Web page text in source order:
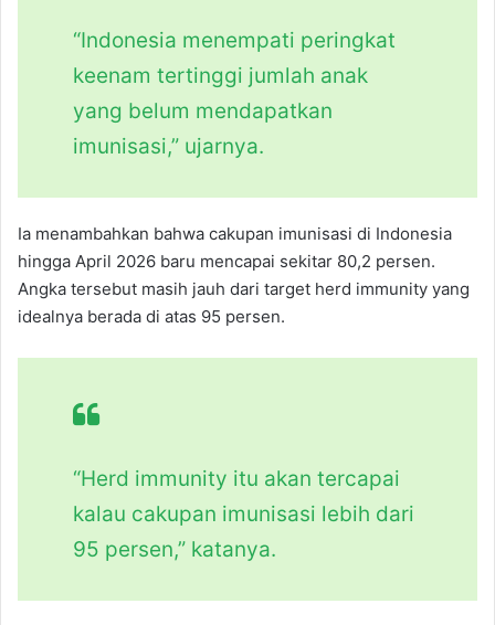
“Indonesia menempati peringkat
keenam tertinggi jumlah anak
yang belum mendapatkan
imunisasi,” ujarnya.
Ia menambahkan bahwa cakupan imunisasi di Indonesia
hingga April 2026 baru mencapai sekitar 80,2 persen.
Angka tersebut masih jauh dari target herd immunity yang
idealnya berada di atas 95 persen.
“Herd immunity itu akan tercapai
kalau cakupan imunisasi lebih dari
95 persen,” katanya.